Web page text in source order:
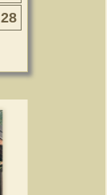
28